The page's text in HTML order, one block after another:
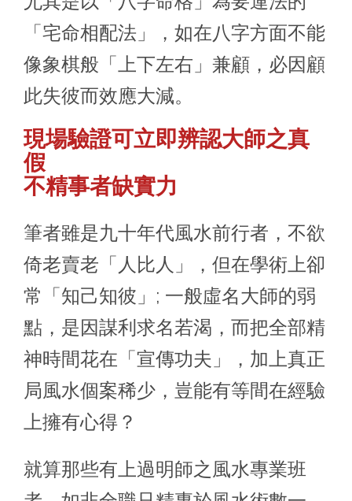
「宅命相配法」，如在八字方面不能
像象棋般「上下左右」兼顧，必因顧
此失彼而效應大減。
現場驗證可立即辨認大師之真
假
不精事者缺實力
筆者雖是九十年代風水前行者，不欲
倚老賣老「人比人」，但在學術上卻
常「知己知彼」; 一般虛名大師的弱
點，是因謀利求名若渴，而把全部精
神時間花在「宣傳功夫」，加上真正
局風水個案稀少，豈能有等間在經驗
上擁有心得？
就算那些有上過明師之風水專業班